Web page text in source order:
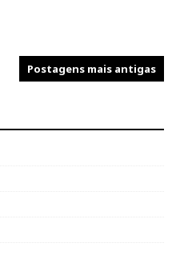
Postagens mais antigas